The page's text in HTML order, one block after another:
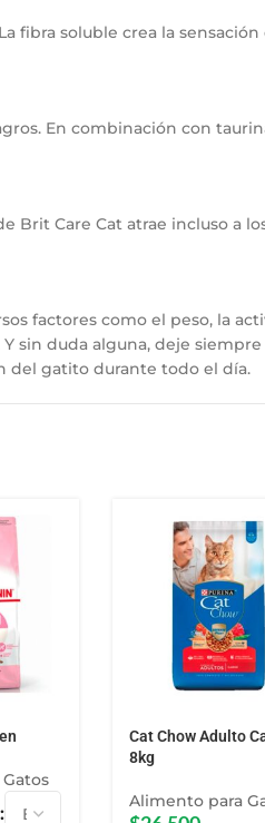
fibra soluble crea la
En combinación con
Brit Care Cat atrae incluso a
factores como el peso, la
duda alguna, deje
del gatito durante todo el día.
Cat Chow Adulto
8kg
Alimento para